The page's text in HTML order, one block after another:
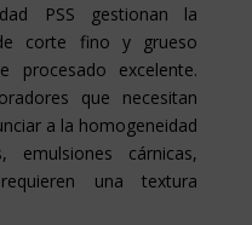
PSS gestionan la
corte fino y grueso
procesado excelente.
que necesitan
a la homogeneidad
emulsiones cárnicas,
una textura